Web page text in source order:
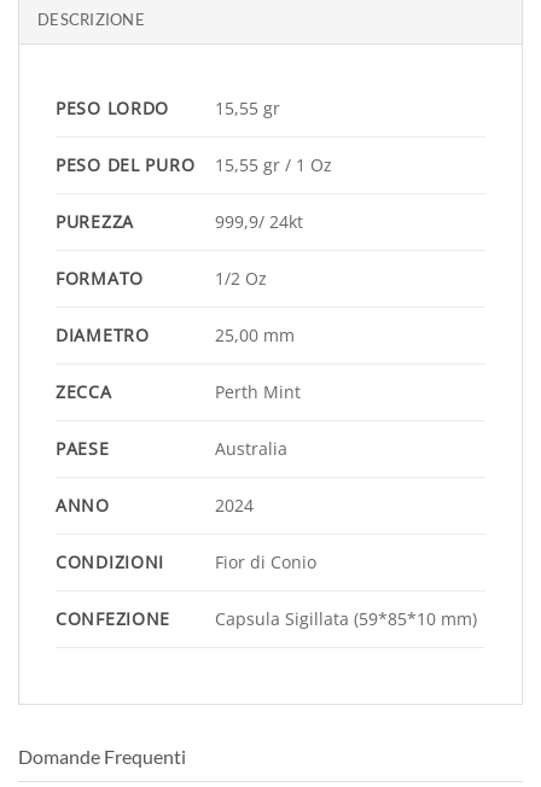
DESCRIZIONE
PESO LORDO 15,55 gr
PESO DEL PURO 15,55 gr / 1 Oz
PUREZZA 999,9/ 24kt
FORMATO 1/2 Oz
DIAMETRO 25,00 mm
ZECCA Perth Mint
PAESE Australia
ANNO 2024
CONDIZIONI Fior di Conio
CONFEZIONE Capsula Sigillata (59*85*10 mm)
Domande Frequenti